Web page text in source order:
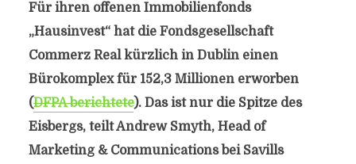
Für ihren offenen Immobilienfonds
„Hausinvest“ hat die Fondsgesellschaft
Commerz Real kürzlich in Dublin einen
Bürokomplex für 152,3 Millionen erworben
(DFPA berichtete). Das ist nur die Spitze des
Eisbergs, teilt Andrew Smyth, Head of
Marketing & Communications bei Savills